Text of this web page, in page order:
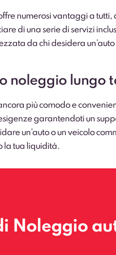
numerosi vantaggi a tutti,
di una serie di servizi
da chi desidera
noleggio lungo
più comodo e
garantendoti un
un’auto o un veicolo
la tua liquidità.
Noleggio